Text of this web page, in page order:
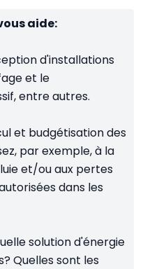
aide:
d'installations
et le
entre autres.
et budgétisation des
par exemple, à la
et/ou aux pertes
dans les
solution d'énergie
Quelles sont les